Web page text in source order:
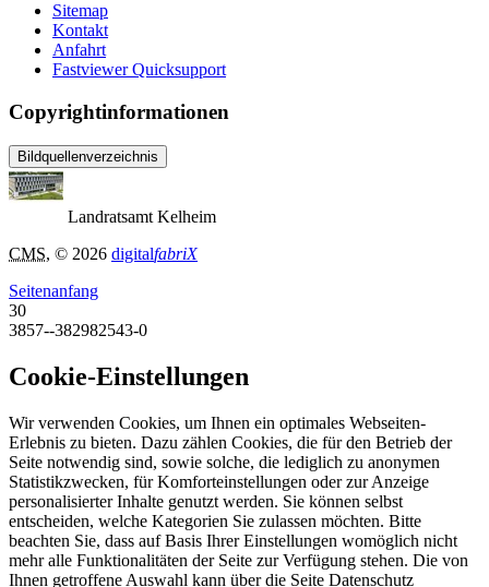
Sitemap
Kontakt
Anfahrt
Fastviewer Quicksupport
Copyrightinformationen
Bildquellenverzeichnis
Landratsamt Kelheim
CMS, © 2026 digitalfabriX
Seitenanfang
30
3857--382982543-0
Cookie-Einstellungen
Wir verwenden Cookies, um Ihnen ein optimales Webseiten-
Erlebnis zu bieten. Dazu zählen Cookies, die für den Betrieb der
Seite notwendig sind, sowie solche, die lediglich zu anonymen
Statistikzwecken, für Komforteinstellungen oder zur Anzeige
personalisierter Inhalte genutzt werden. Sie können selbst
entscheiden, welche Kategorien Sie zulassen möchten. Bitte
beachten Sie, dass auf Basis Ihrer Einstellungen womöglich nicht
mehr alle Funktionalitäten der Seite zur Verfügung stehen. Die von
Ihnen getroffene Auswahl kann über die Seite Datenschutz